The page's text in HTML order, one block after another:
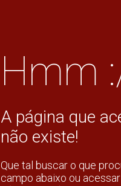
Hmm
A página que
não existe!
Que tal buscar o que
campo abaixo ou